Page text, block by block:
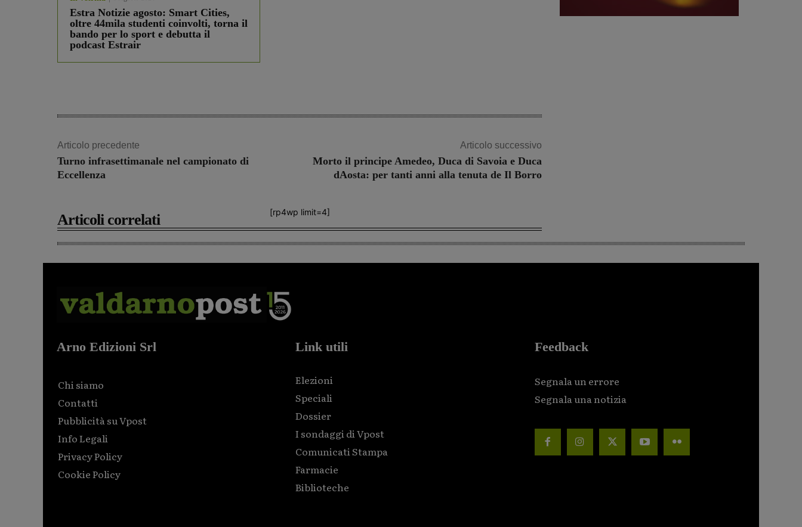
Estra Notizie agosto: Smart Cities,
oltre 44mila studenti coinvolti, torna il
bando per lo sport e debutta il
podcast Estrair
Articolo precedente
Turno infrasettimanale nel campionato di
Eccellenza
Articolo successivo
Morto il principe Amedeo, Duca di Savoia e Duca
dAosta: per tanti anni alla tenuta de Il Borro
[rp4wp limit=4]
Articoli correlati
Arno Edizioni Srl
Chi siamo
Contatti
Pubblicità su Vpost
Info Legali
Privacy Policy
Cookie Policy
Link utili
Elezioni
Speciali
Dossier
I sondaggi di Vpost
Comunicati Stampa
Farmacie
Biblioteche
Feedback
Segnala un errore
Segnala una notizia